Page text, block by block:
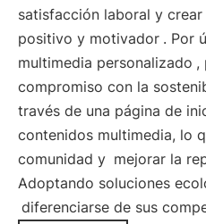
satisfacción laboral y crear
positivo y motivador . Por
multimedia personalizado ,
compromiso con la
través de una página de
contenidos multimedia, lo
comunidad y mejorar la
Adoptando soluciones
diferenciarse de sus